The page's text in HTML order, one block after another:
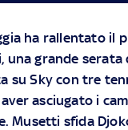
ha rallentato il
una grande serata
su Sky con tre
asciugato i
Musetti sfida